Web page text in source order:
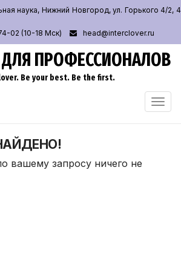
наука, Нижний Новгород, ул. Горького 4/2, 4
02 (10-18 Мск)
head@interclover.ru
ПРОФЕССИОНАЛОВ
Be your best. Be the first.
вашему запросу ничего не